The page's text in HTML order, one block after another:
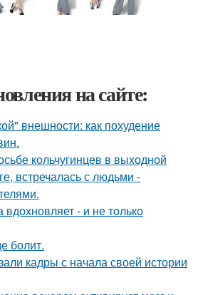
на сайте:
внешности: как похудение
кольчугинцев в выходной
встречалась с людьми -
вдохновляет - и не только
болит.
кадры с начала своей истории